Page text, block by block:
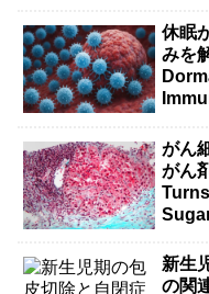
休眠
みを
がん
がん
新生
の関